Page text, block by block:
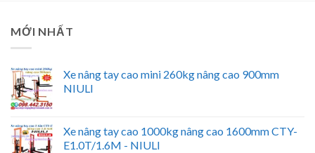
MỚI NHẤT
Xe nâng tay cao mini 260kg nâng cao 900mm
NIULI
Xe nâng tay cao 1000kg nâng cao 1600mm CTY-
E1.0T/1.6M - NIULI